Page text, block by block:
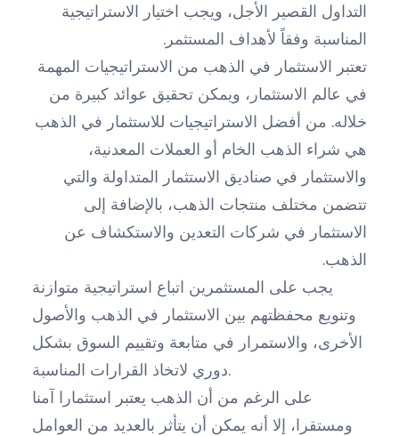
التداول القصير الأجل، ويجب اختيار الاستراتيجية
المناسبة وفقاً لأهداف المستثمر.
تعتبر الاستثمار في الذهب من الاستراتيجيات المهمة
في عالم الاستثمار، ويمكن تحقيق عوائد كبيرة من
خلاله. من أفضل الاستراتيجيات للاستثمار في الذهب
هي شراء الذهب الخام أو العملات المعدنية،
والاستثمار في صناديق الاستثمار المتداولة والتي
تتضمن مختلف منتجات الذهب، بالإضافة إلى
الاستثمار في شركات التعدين والاستكشاف عن
الذهب.
يجب على المستثمرين اتباع استراتيجية متوازنة
وتنويع محفظتهم بين الاستثمار في الذهب والأصول
الأخرى، والاستمرار في متابعة وتقييم السوق بشكل
دوري لاتخاذ القرارات المناسبة.
على الرغم من أن الذهب يعتبر استثمارا آمنا
ومستقرا، إلا أنه يمكن أن يتأثر بالعديد من العوامل